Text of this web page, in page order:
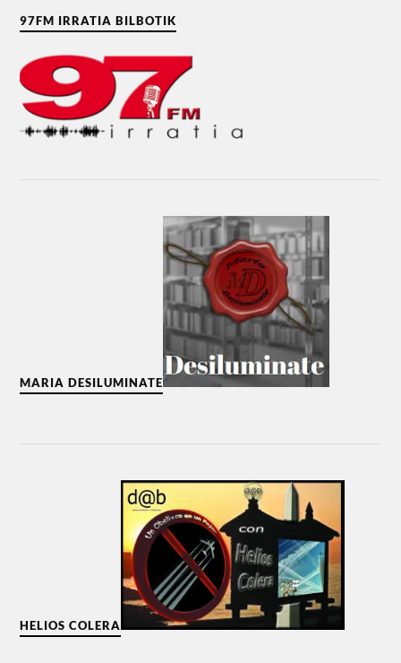
97FM IRRATIA BILBOTIK
MARIA DESILUMINATE
HELIOS COLERA